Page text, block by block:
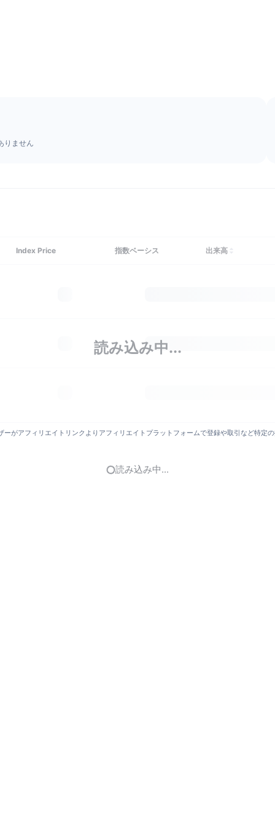
りません
Index Price 指数ベーシス 出来高
読み込み中...
がアフィリエイトリンクよりアフィリエイトプラットフォームで登録や取引など特
読み込み中...